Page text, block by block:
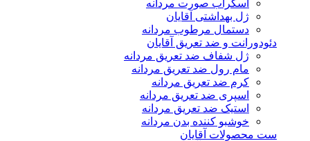
اسکراب صورت مردانه
ژل بهداشتی آقایان
دستمال مرطوب مردانه
دئودورانت و ضد تعریق آقایان
ژل شفاف ضد تعریق مردانه
مام رول ضد تعریق مردانه
کرم ضد تعریق مردانه
اسپری ضد تعریق مردانه
استیک ضد تعریق مردانه
خوشبو کننده بدن مردانه
ست محصولات آقایان